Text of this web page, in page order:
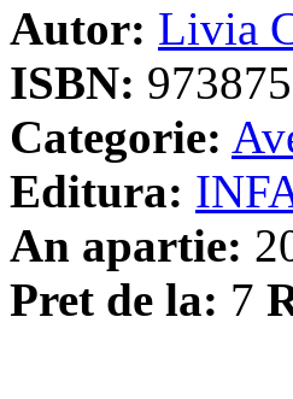
Autor: Livia
ISBN:
Categorie:
Editura:
An apartie:
Pret de la: 7